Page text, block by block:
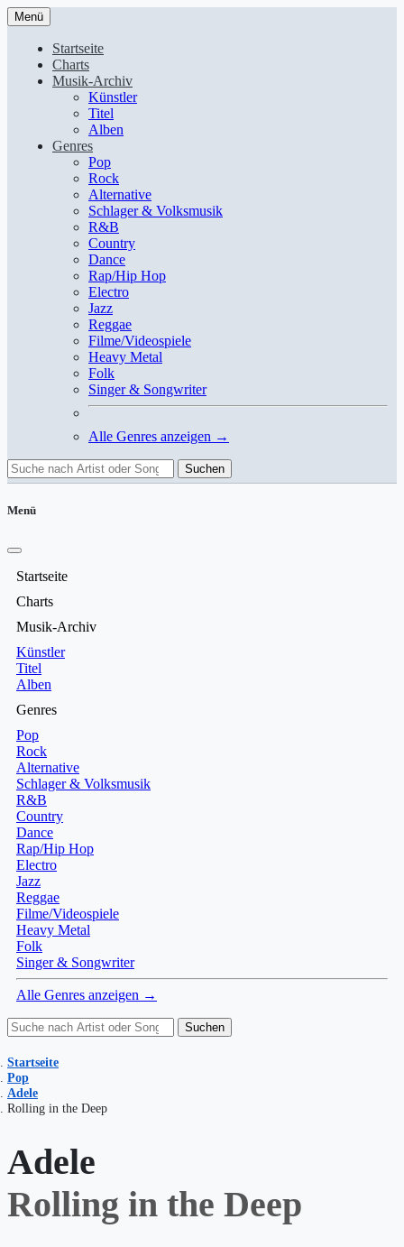
Menü
Startseite
Charts
Musik-Archiv
Künstler
Titel
Alben
Genres
Pop
Rock
Alternative
Schlager & Volksmusik
R&B
Country
Dance
Rap/Hip Hop
Electro
Jazz
Reggae
Filme/Videospiele
Heavy Metal
Folk
Singer & Songwriter
Alle Genres anzeigen →
Suchen
Menü
Startseite
Charts
Musik-Archiv
Künstler
Titel
Alben
Genres
Pop
Rock
Alternative
Schlager & Volksmusik
R&B
Country
Dance
Rap/Hip Hop
Electro
Jazz
Reggae
Filme/Videospiele
Heavy Metal
Folk
Singer & Songwriter
Alle Genres anzeigen →
Suchen
Startseite
Pop
Adele
Rolling in the Deep
Adele
Rolling in the Deep